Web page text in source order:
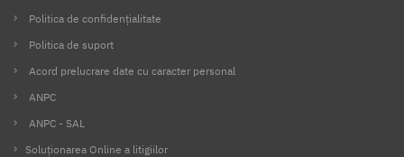
Politica de confidențialitate
Politica de suport
Acord prelucrare date cu caracter personal
ANPC
ANPC - SAL
Soluționarea Online a litigiilor